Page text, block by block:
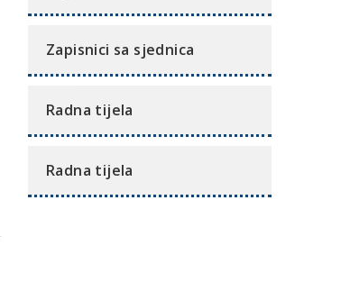
Zapisnici sa sjednica
Radna tijela
Radna tijela